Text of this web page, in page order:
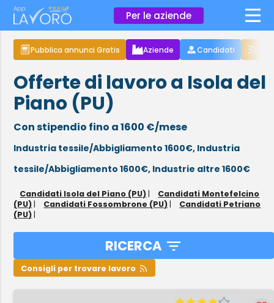
Per le aziende ×
Pubblica annunci Gratis Aziende Candidati
Offerte di lavoro a Isola del
Piano (PU)
Con stipendio fino a 1600 €/mese
Industria tessile/Abbigliamento 1600€, Industria
tessile/Abbigliamento 1600€, Industrie altre 1600€
Candidati Isola del Piano (PU) |
Candidati Montefelcino
(PU) | Candidati Fossombrone (PU) |
Candidati Petriano
(PU) |
RICERCA
Consigli per trovare lavoro